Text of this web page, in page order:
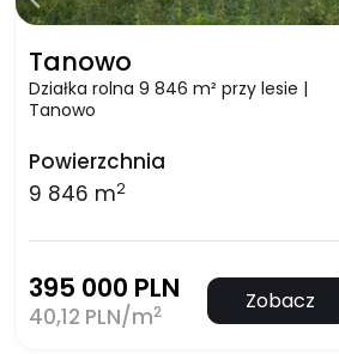
Tanowo
Działka rolna 9 846 m² przy lesie |
Tanowo
Powierzchnia
9 846 m2
395 000 PLN
40,12 PLN/m2 Zobacz